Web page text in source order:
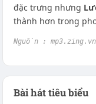
đặc trưng nhưng
thành hơn trong
Nguồn : mp3.zing.vn
Bài hát tiêu biểu